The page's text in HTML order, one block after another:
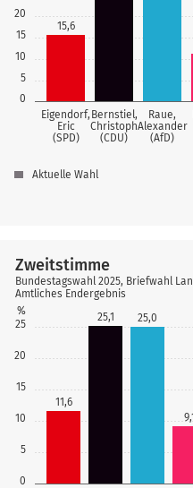
0
5
10
15
20
Eigendorf,
Eric
(SPD)
Bernstiel,
Christoph
(CDU)
Raue,
Alexander
(AfD)
15,6
Aktuelle Wahl
0
5
10
15
20
25
%
11,6
25,1 25,0
9,1
Zweitstimme
Bundestagswahl 2025, Briefwahl
Amtliches Endergebnis